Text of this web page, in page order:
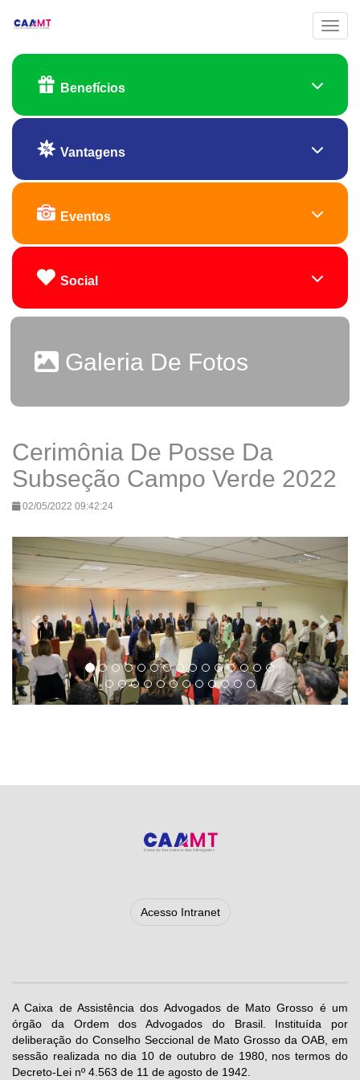
Benefícios
Vantagens
Eventos
Social
Galeria De Fotos
Cerimônia De Posse Da
Subseção Campo Verde 2022
02/05/2022 09:42:24
Previous Next
Acesso Intranet
A Caixa de Assistência dos Advogados de Mato Grosso é um
órgão da Ordem dos Advogados do Brasil. Instituída por
deliberação do Conselho Seccional de Mato Grosso da OAB, em
sessão realizada no dia 10 de outubro de 1980, nos termos do
Decreto-Lei nº 4.563 de 11 de agosto de 1942.